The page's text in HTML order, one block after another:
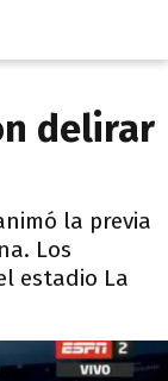
delirar
la previa
Los
estadio La